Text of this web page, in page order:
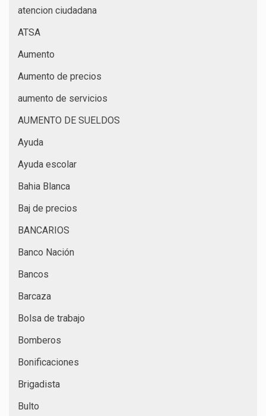
atencion ciudadana
ATSA
Aumento
Aumento de precios
aumento de servicios
AUMENTO DE SUELDOS
Ayuda
Ayuda escolar
Bahia Blanca
Baj de precios
BANCARIOS
Banco Nación
Bancos
Barcaza
Bolsa de trabajo
Bomberos
Bonificaciones
Brigadista
Bulto